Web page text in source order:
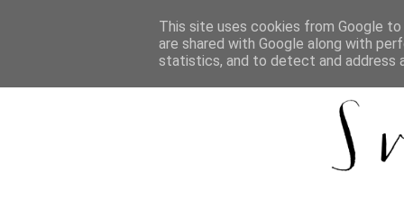
This site uses cookies from Google
are shared with Google along with
statistics, and to detect and address